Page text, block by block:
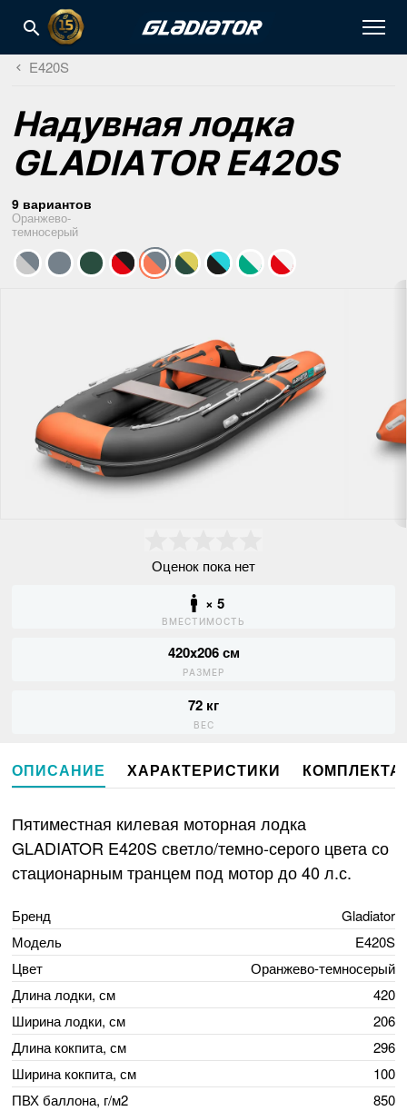
E420S
Надувная лодка
GLADIATOR E420S
9 вариантов
Оранжево-
темносерый
Оценок пока нет
× 5
ВМЕСТИМОСТЬ
420x206 см
РАЗМЕР
72 кг
ВЕС
ОПИСАНИЕ ХАРАКТЕРИСТИКИ
Пятиместная килевая моторная лодка
GLADIATOR E420S светло/темно-серого цвета со
стационарным транцем под мотор до 40 л.с.
Бренд
Gladiator
Модель
E420S
Цвет
Оранжево-темносерый
Длина лодки, см
420
Ширина лодки, см
206
Длина кокпита, см
296
Ширина кокпита, см
100
ПВХ баллона, г/м2
850